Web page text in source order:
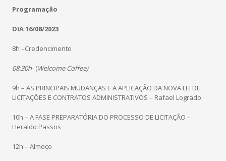
Programação
DIA 16/08/2023
8h –Credencimento
08:30h-(Welcome Coffee)
9h – AS PRINCIPAIS MUDANÇAS E A APLICAÇÃO DA NOVA LEI DE
LICITAÇÕES E CONTRATOS ADMINISTRATIVOS – Rafael Logrado
10h – A FASE PREPARATÓRIA DO PROCESSO DE LICITAÇÃO –
Heraldo Passos
12h – Almoço